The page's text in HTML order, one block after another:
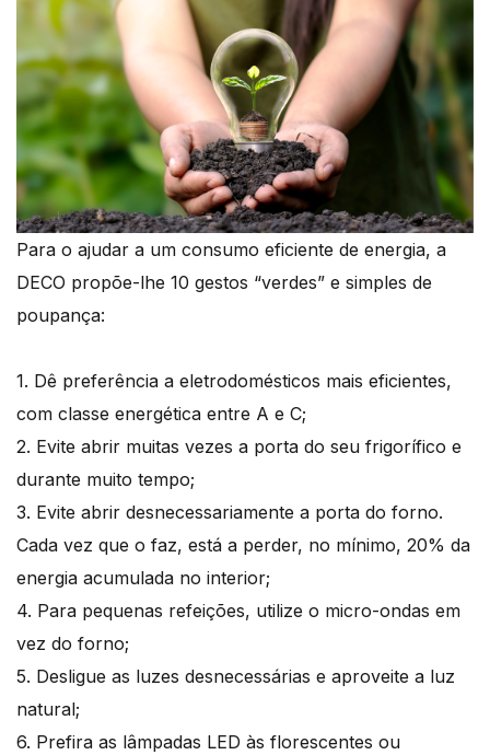
Para o ajudar a um consumo eficiente de energia, a
DECO propõe-lhe 10 gestos “verdes” e simples de
poupança:
1. Dê preferência a eletrodomésticos mais eficientes,
com classe energética entre A e C;
2. Evite abrir muitas vezes a porta do seu frigorífico e
durante muito tempo;
3. Evite abrir desnecessariamente a porta do forno.
Cada vez que o faz, está a perder, no mínimo, 20% da
energia acumulada no interior;
4. Para pequenas refeições, utilize o micro-ondas em
vez do forno;
5. Desligue as luzes desnecessárias e aproveite a luz
natural;
6. Prefira as lâmpadas LED às florescentes ou